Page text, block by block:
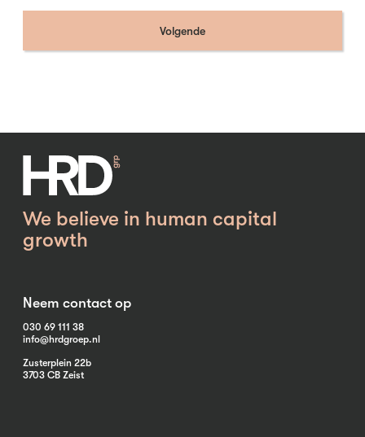
We believe in human capital
growth
Neem contact op
030 69 111 38
info@hrdgroep.nl
Zusterplein 22b
3703 CB Zeist